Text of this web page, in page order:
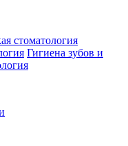
стоматология
Гигиена зубов и